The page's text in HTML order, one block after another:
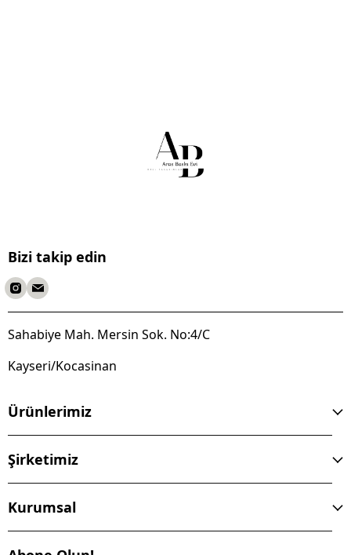
Bizi takip edin
Sahabiye Mah. Mersin Sok. No:4/C
Kayseri/Kocasinan
Ürünlerimiz
Şirketimiz
Kurumsal